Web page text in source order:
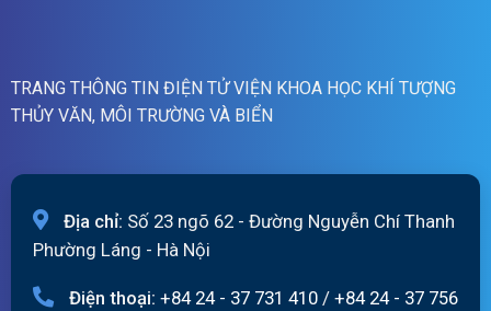
TRANG THÔNG TIN ĐIỆN TỬ VIỆN KHOA HỌC KHÍ TƯỢNG
THỦY VĂN, MÔI TRƯỜNG VÀ BIỂN
Địa chỉ: Số 23 ngõ 62 - Đường Nguyễn Chí Thanh
Phường Láng - Hà Nội
Điện thoại: +84 24 - 37 731 410 / +84 24 - 37 756